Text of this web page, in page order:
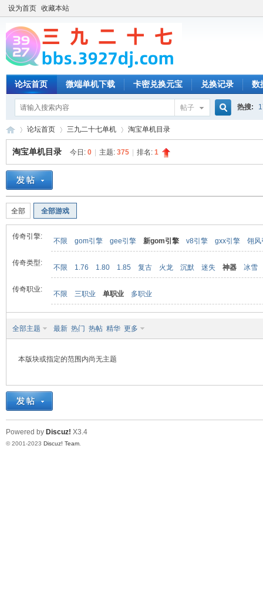
设为首页 收藏本站
论坛首页 微端单机下载 卡密兑换元宝 兑换记录 数
帖子 热搜:
»
论坛首页 三九二十七单机 淘宝单机目录
淘宝单机目录 今日: 0 主题: 375 排名: 1
全部 全部游戏
传奇引擎:
不限 gom引擎 gee引擎 新gom引擎 v8引擎 gxx引擎 翎风
传奇类型:
不限 1.76 1.80 1.85 复古 火龙 沉默 迷失 神器 冰雪
传奇职业:
不限 三职业 单职业 多职业
全部主题 最新 热门 热帖 精华 更多
本版块或指定的范围内尚无主题
Powered by Discuz! X3.4
© 2001-2023 Discuz! Team.